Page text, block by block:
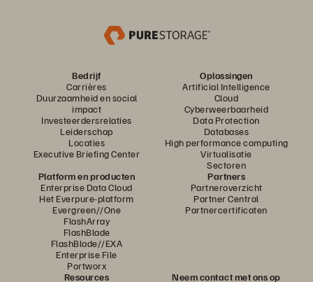
Bedrijf
Carrières
Duurzaamheid en social
impact
Investeerdersrelaties
Leiderschap
Locaties
Executive Briefing Center
Oplossingen
Artificial Intelligence
Cloud
Cyberweerbaarheid
Data Protection
Databases
High performance computing
Virtualisatie
Sectoren
Platform en producten
Enterprise Data Cloud
Het Everpure-platform
Evergreen//One
FlashArray
FlashBlade
FlashBlade//EXA
Enterprise File
Portworx
Partners
Partneroverzicht
Partner Central
Partnercertificaten
Resources Neem contact met ons op